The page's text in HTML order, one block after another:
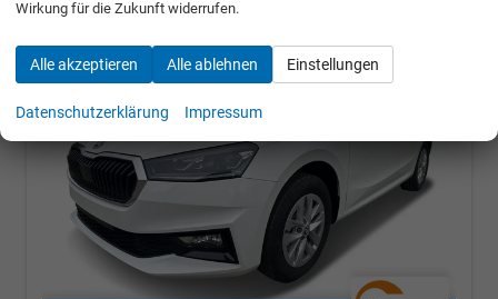
Wirkung für die Zukunft widerrufen.
Alle akzeptieren Alle ablehnen Einstellungen
Datenschutzerklärung Impressum